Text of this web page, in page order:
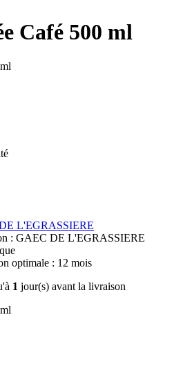
Café 500 ml
L'EGRASSIERE
: GAEC DE L'EGRASSIERE
optimale : 12 mois
1 jour(s) avant la livraison